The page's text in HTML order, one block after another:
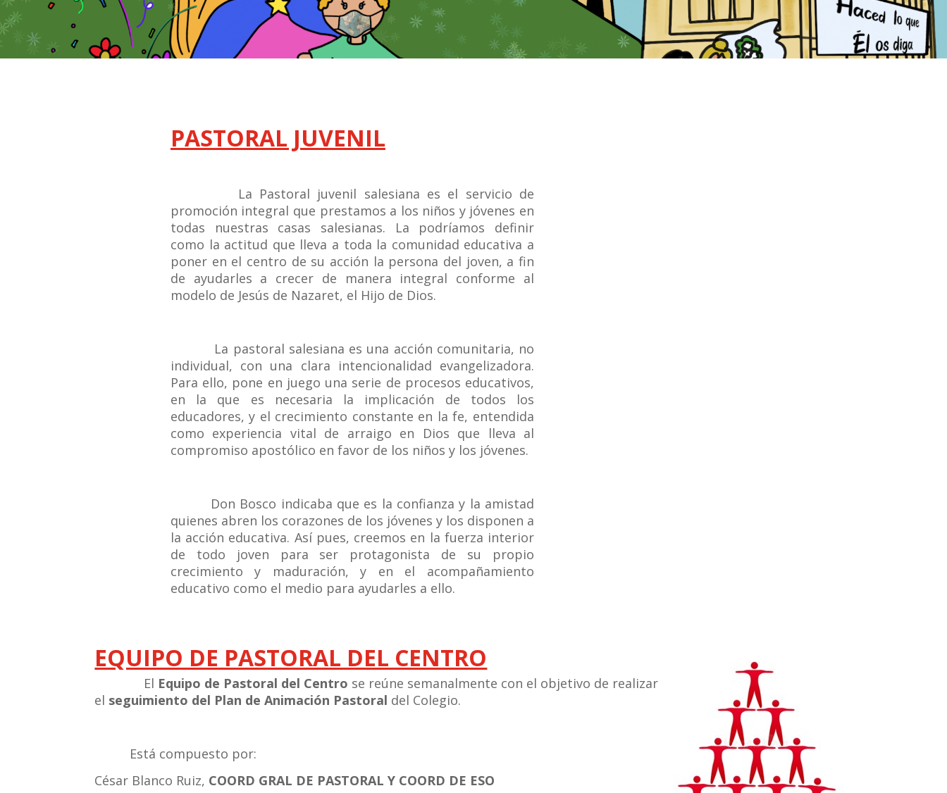
PASTORAL JUVENIL
La Pastoral juvenil salesiana es el servicio de
promoción integral que prestamos a los niños y jóvenes en
todas nuestras casas salesianas. La podríamos definir
como la actitud que lleva a toda la comunidad educativa a
poner en el centro de su acción la persona del joven, a fin
de ayudarles a crecer de manera integral conforme al
modelo de Jesús de Nazaret, el Hijo de Dios.
La pastoral salesiana es una acción comunitaria, no
individual, con una clara intencionalidad evangelizadora.
Para ello, pone en juego una serie de procesos educativos,
en la que es necesaria la implicación de todos los
educadores, y el crecimiento constante en la fe, entendida
como experiencia vital de arraigo en Dios que lleva al
compromiso apostólico en favor de los niños y los jóvenes.
Don Bosco indicaba que es la confianza y la amistad
quienes abren los corazones de los jóvenes y los disponen a
la acción educativa. Así pues, creemos en la fuerza interior
de todo joven para ser protagonista de su propio
crecimiento y maduración, y en el acompañamiento
educativo como el medio para ayudarles a ello.
EQUIPO DE PASTORAL DEL CENTRO
El Equipo de Pastoral del Centro se reúne semanalmente con el objetivo de realizar
el seguimiento del Plan de Animación Pastoral del Colegio.
Está compuesto por:
César Blanco Ruiz, COORD GRAL DE PASTORAL Y COORD DE ESO